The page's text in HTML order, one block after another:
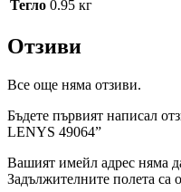
Тегло 0.95 кг
Отзиви
Все още няма отзиви.
Бъдете първият написал
LENYS 49064”
Вашият имейл адрес няма
Задължителните полета са